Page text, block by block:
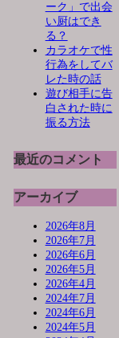
ーク」で出会
い厨はでき
る？
カラオケで性
行為をしてバ
レた時の話
遊び相手に告
白された時に
振る方法
最近のコメント
アーカイブ
2026年8月
2026年7月
2026年6月
2026年5月
2026年4月
2024年7月
2024年6月
2024年5月